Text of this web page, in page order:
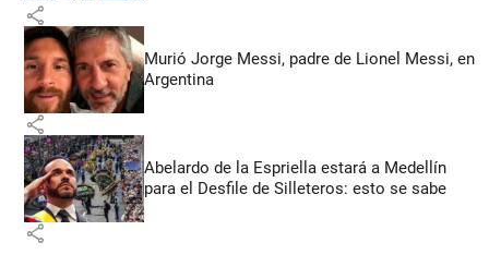
share
Murió Jorge Messi, padre de Lionel Messi, en
Argentina
share
Abelardo de la Espriella estará a Medellín
para el Desfile de Silleteros: esto se sabe
share